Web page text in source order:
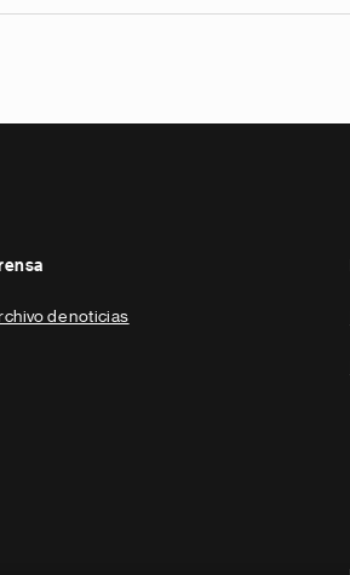
de noticias